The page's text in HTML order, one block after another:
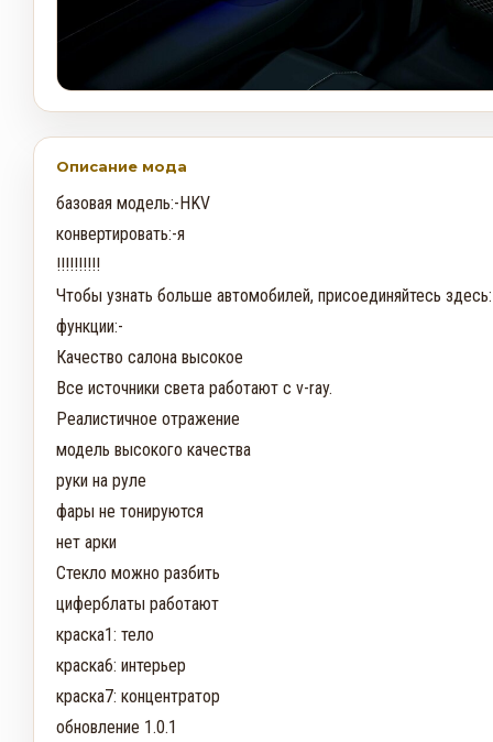
Описание мода
базовая модель:-HKV
конвертировать:-я
!!!!!!!!!!
Чтобы узнать больше автомобилей, присоединяйтесь
функции:-
Качество салона высокое
Все источники света работают с v-ray.
Реалистичное отражение
модель высокого качества
руки на руле
фары не тонируются
нет арки
Стекло можно разбить
циферблаты работают
краска1: тело
краска6: интерьер
краска7: концентратор
обновление 1.0.1